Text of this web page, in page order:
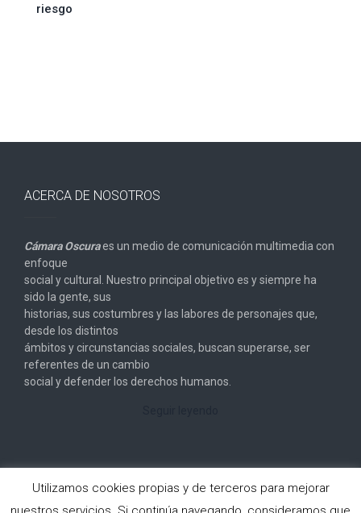
riesgo
ACERCA DE NOSOTROS
Cámara Oscuraes un medio de comunicación multimedia con
enfoque
social y cultural. Nuestro principal objetivo es y siempre ha
sido la gente, sus
historias, sus costumbres y las labores de personajes que,
desde los distintos
ámbitos y circunstancias sociales, buscan superarse, ser
referentes de un cambio
social y defender los derechos humanos.
Utilizamos cookies propias y de terceros para mejorar